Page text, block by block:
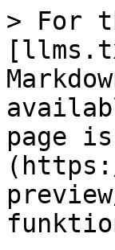
> For
page